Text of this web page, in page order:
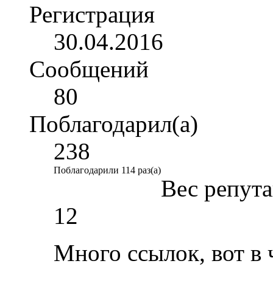
Регистрация
30.04.2016
Сообщений
80
Поблагодарил(а)
238
Поблагодарили 114 раз(а)
Вес
12
Много ссылок, вот в